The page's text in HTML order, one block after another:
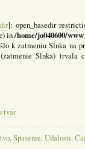
]: open_basedir
in/home/jo040600/
k zatmeniu Slnka na
Slnka)
tvár
,Spasenie,Udalosti,